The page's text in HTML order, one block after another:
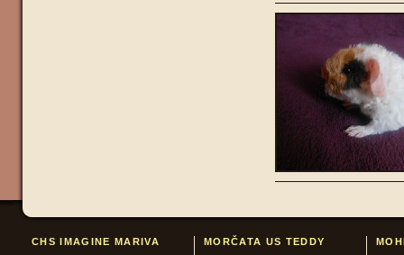
CHS IMAGINE MARIVA
MORČATA US TEDDY